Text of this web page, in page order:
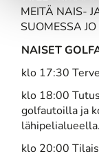
MEITÄ NAIS-
SUOMESSA
NAISET
klo 17:30
klo 18:00
golfautoilla ja
lähipelialueella.
klo 20:00